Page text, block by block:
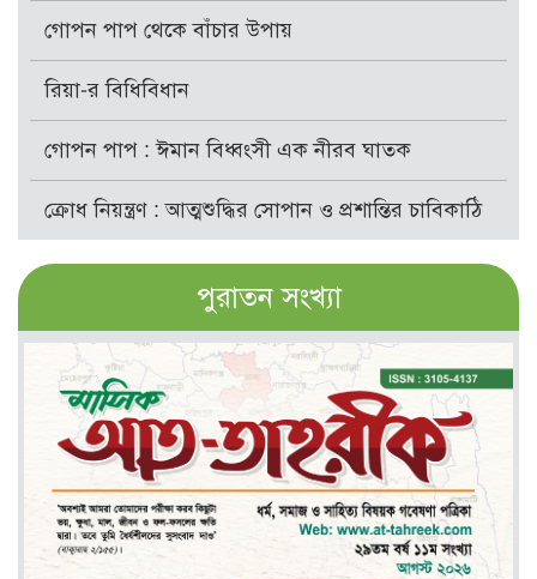
গোপন পাপ থেকে বাঁচার উপায়
রিয়া-র বিধিবিধান
গোপন পাপ : ঈমান বিধ্বংসী এক নীরব ঘাতক
ক্রোধ নিয়ন্ত্রণ : আত্মশুদ্ধির সোপান ও প্রশান্তির চাবিকাঠি
পুরাতন সংখ্যা